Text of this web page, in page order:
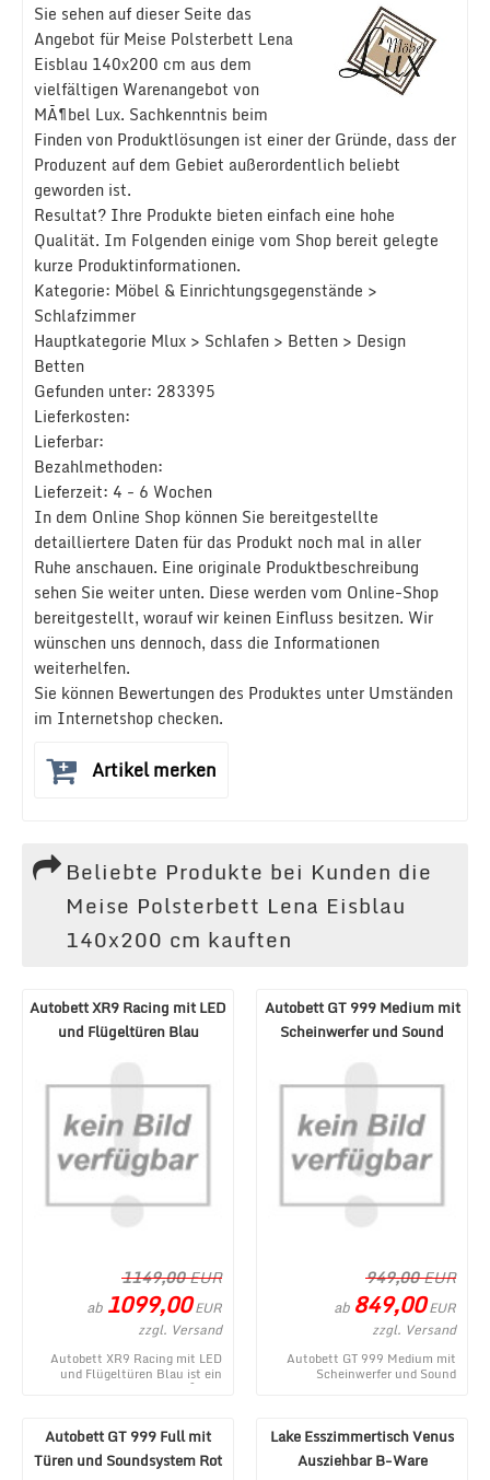
Sie sehen auf dieser Seite das
Angebot für Meise Polsterbett Lena
Eisblau 140x200 cm aus dem
vielfältigen Warenangebot von
MÃ¶bel Lux. Sachkenntnis beim
Finden von Produktlösungen ist einer der Gründe, dass der
Produzent auf dem Gebiet außerordentlich beliebt
geworden ist.
Resultat? Ihre Produkte bieten einfach eine hohe
Qualität. Im Folgenden einige vom Shop bereit gelegte
kurze Produktinformationen.
Kategorie: Möbel & Einrichtungsgegenstände >
Schlafzimmer
Hauptkategorie Mlux > Schlafen > Betten > Design
Betten
Gefunden unter: 283395
Lieferkosten:
Lieferbar:
Bezahlmethoden:
Lieferzeit: 4 - 6 Wochen
In dem Online Shop können Sie bereitgestellte
detailliertere Daten für das Produkt noch mal in aller
Ruhe anschauen. Eine originale Produktbeschreibung
sehen Sie weiter unten. Diese werden vom Online-Shop
bereitgestellt, worauf wir keinen Einfluss besitzen. Wir
wünschen uns dennoch, dass die Informationen
weiterhelfen.
Sie können Bewertungen des Produktes unter Umständen
im Internetshop checken.
Artikel merken
Beliebte Produkte bei Kunden die
Meise Polsterbett Lena Eisblau
140x200 cm kauften
Autobett XR9 Racing mit LED
und Flügeltüren Blau
1149,00EUR
ab 1099,00EUR
zzgl. Versand
Autobett XR9 Racing mit LED
und Flügeltüren Blau ist ein
aktuelles Produkt im MÃ¶bel
Autobett GT 999 Medium mit
Scheinwerfer und Sound
949,00EUR
ab 849,00EUR
zzgl. Versand
Autobett GT 999 Medium mit
Scheinwerfer und Sound
Autobett GT 999 Full mit
Türen und Soundsystem Rot
Lake Esszimmertisch Venus
Ausziehbar B-Ware